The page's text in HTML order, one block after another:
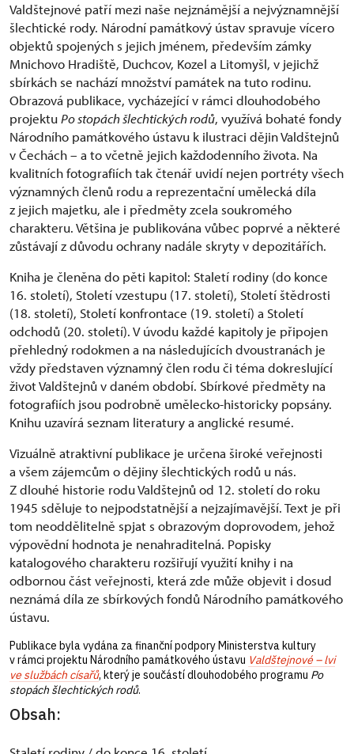
Valdštejnové patří mezi naše nejznámější a nejvýznamnější
šlechtické rody. Národní památkový ústav spravuje vícero
objektů spojených s jejich jménem, především zámky
Mnichovo Hradiště, Duchcov, Kozel a Litomyšl, v jejichž
sbírkách se nachází množství památek na tuto rodinu.
Obrazová publikace, vycházející v rámci dlouhodobého
projektuPo stopách šlechtických rodů, využívá bohaté fondy
Národního památkového ústavu k ilustraci dějin Valdštejnů
v Čechách – a to včetně jejich každodenního života. Na
kvalitních fotografiích tak čtenář uvidí nejen portréty všech
významných členů rodu a reprezentační umělecká díla
z jejich majetku, ale i předměty zcela soukromého
charakteru. Většina je publikována vůbec poprvé a některé
zůstávají z důvodu ochrany nadále skryty v depozitářích.
Kniha je členěna do pěti kapitol: Staletí rodiny (do konce
16. století), Století vzestupu (17. století), Století štědrosti
(18. století), Století konfrontace (19. století) a Století
odchodů (20. století). V úvodu každé kapitoly je připojen
přehledný rodokmen a na následujících dvoustranách je
vždy představen významný člen rodu či téma dokreslující
život Valdštejnů v daném období. Sbírkové předměty na
fotografiích jsou podrobně umělecko-historicky popsány.
Knihu uzavírá seznam literatury a anglické resumé.
Vizuálně atraktivní publikace je určena široké veřejnosti
a všem zájemcům o dějiny šlechtických rodů u nás.
Z dlouhé historie rodu Valdštejnů od 12. století do roku
1945 sděluje to nejpodstatnější a nejzajímavější. Text je při
tom neoddělitelně spjat s obrazovým doprovodem, jehož
výpovědní hodnota je nenahraditelná. Popisky
katalogového charakteru rozšiřují využití knihy i na
odbornou část veřejnosti, která zde může objevit i dosud
neznámá díla ze sbírkových fondů Národního památkového
ústavu.
Publikace byla vydána za finanční podpory Ministerstva kultury
v rámci projektu Národního památkového ústavu Valdštejnové – lvi
ve službách císařů, který je součástí dlouhodobého programu Po
stopách šlechtických rodů.
Obsah: